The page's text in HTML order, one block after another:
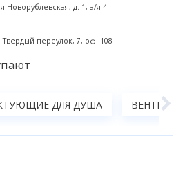
Новорублевская, д. 1, а/я 4
переулок, 7, оф. 108
ДЛЯ ДУША